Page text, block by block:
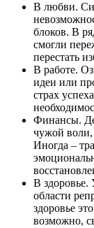
В любви.
блоков. В
смогли
перестать
В работе.
идеи или
страх
Финансы.
чужой воли,
Иногда –
В здоровье.
области
здоровье
возможно,